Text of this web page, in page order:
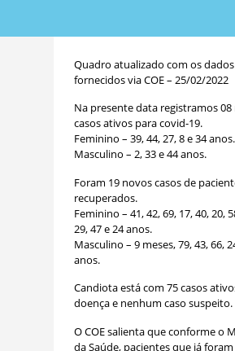
Quadro atualizado com os dados
fornecidos via COE – 25/02/2022
Na presente data registramos
casos ativos para covid-19.
Feminino – 39, 44, 27, 8 e 34 anos.
Masculino – 2, 33 e 44 anos.
Foram 19 novos casos de
recuperados.
Feminino – 41, 42, 69, 17, 40, 20,
29, 47 e 24 anos.
Masculino – 9 meses, 79, 43, 66,
anos.
Candiota está com 75 casos
doença e nenhum caso suspeito.
O COE salienta que conforme o
da Saúde, pacientes que já foram